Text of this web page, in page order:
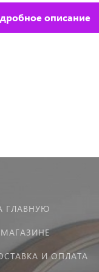
описание
ГЛАВНУЮ
И ОПЛАТА